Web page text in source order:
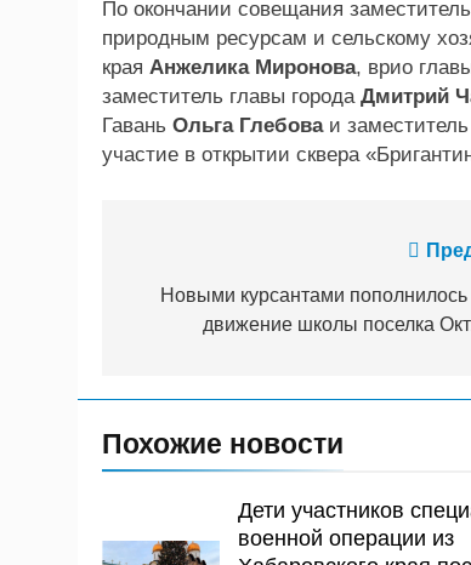
По окончании совещания
природным ресурсам и сельскому
края Анжелика Миронова, врио
заместитель главы города Дмитрий
Гавань Ольга Глебоваи заместитель
участие в открытии сквера
записям
Новыми курсантами пополнилось
движение школы поселка
Похожие новости
Дети участников
военной операции из